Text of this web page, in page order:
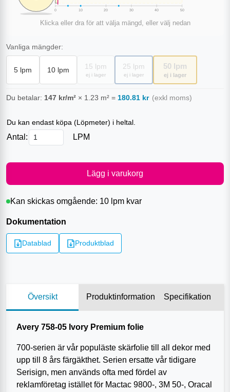
0 10 20 30 40 50
Klicka eller dra för att välja mängd, eller välj nedan
Vanliga mängder:
5 lpm 10 lpm 15 lpm
ej i lager
25 lpm
ej i lager
50 lpm
ej i lager
Du betalar: 147 kr/m² × 1.23 m² = 180.81 kr (exkl moms)
Du kan endast köpa (Löpmeter) i heltal.
Antal: LPM
Lägg i varukorg
Kan skickas omgående: 10 lpm kvar
Dokumentation
Datablad Produktblad
Översikt Produktinformation Specifikation
Avery 758-05 Ivory Premium folie
700-serien är vår populäste skärfolie till all dekor med
upp till 8 års färgäkthet. Serien ersatte vår tidigare
Serisign, men används ofta med fördel av
reklamföretag istället för Mactac 9800-, 3M 50-, Oracal